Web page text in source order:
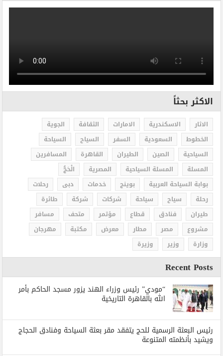
الاكثر بحثاً
الاثار الاسكندرية الامارات الثقافة
الجوية
الخطوط
السعودية السفر السياح
السياحة
السياحية
الصين الطيران القاهرة
المسافرين
المسلة
المسلة السياحية المصرية
الْحَجُّ
بوابة السياحة العربية
بوينج خدمات دبى
رحلات
رحلة
سياح سياحة شركات شركة
طائرة
طيران
فنادق قطاع مؤتمر متحف
مسافر
مشروع
مصر مطار معرض مكتبة
مهرجان
وزارة
وزير وزيرة
Recent Posts
“مودي” رئيس وزراء الهند يزور مسجد الحاكم بأمر
الله بالقاهرة التاريخية
رئيس البعثة الرسمية للحج يتفقد مقر بعثة السياحة وفنادق الحجاج
ويشيد بأنظمته المتنوعة